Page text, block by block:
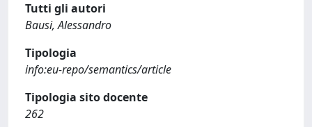
Tutti gli autori
Bausi, Alessandro
Tipologia
info:eu-repo/semantics/article
Tipologia sito docente
262